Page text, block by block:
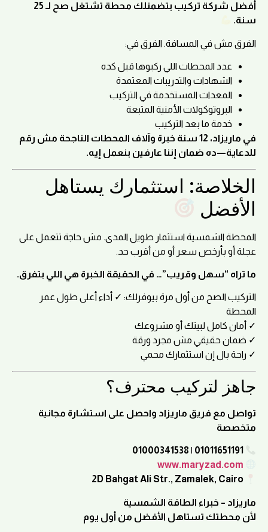
أفضل شركة تركيب بتضمنلك محطة تشتغل صح لـ 25
سنة.
الفرق مش في المسافة. الفرق في:
عدد المحطات اللي ركبوها قبل كده
الشهادات والتدريبات المعتمدة
المعدات المستخدمة في التركيب
البروتوكولات الأمنية المتبعة
خدمة ما بعد التركيب
في ماريزاد، 12 سنة خبرة وآلاف المحطات الناجحة مش رقم
للدعاية—ده ضمان إننا عارفين بنعمل إيه.
الخلاصة: استثمارك يستاهل
الأفضل
المحطة الشمسية استثمار طويل المدى. مش حاجة تتعمل على
عجلة أو بأرخص سعر أو من أقرب حد.
ما تراه “سهل وقريب”… في الحقيقة الخبرة هي اللي بتفرق.
التركيب الصح من أول مرة بيوفرلك: ✓ أداء أعلى طول عمر
المحطة
✓ أمان كامل لبيتك أو مشروعك
✓ ضمان حقيقي مش مجرد ورقة
✓ راحة بال إن استثمارك محمي
جاهز لتركيب محترف؟
تواصل مع فريق ماريزاد واحصل على استشارة مجانية
متخصصة
01011651191 | 01000341538
www.maryzad.com
2D Bahgat Ali Str., Zamalek, Cairo
ماريزاد – خبراء الطاقة الشمسية
لأن محطتك تستاهل الأفضل من أول يوم